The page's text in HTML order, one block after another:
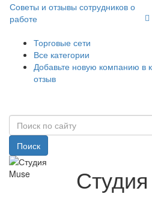
Советы и отзывы сотрудников о
работе
Торговые сети
Все категории
Добавьте новую компанию в
отзыв
Поиск